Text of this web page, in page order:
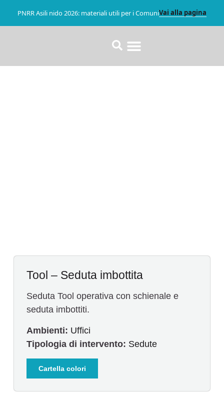
PNRR Asili nido 2026: materiali utili per i ComuniVai alla pagina
Tool – Seduta imbottita
Seduta Tool operativa con schienale e
seduta imbottiti.
Ambienti: Uffici
Tipologia di intervento: Sedute
Cartella colori